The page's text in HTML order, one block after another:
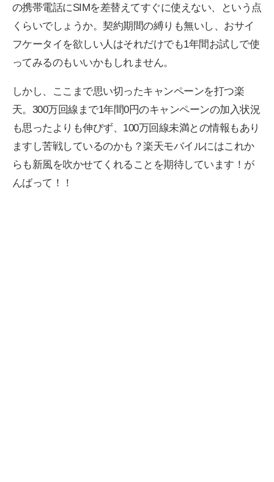
の携帯電話にSIMを差替えてすぐに使えない、という点
くらいでしょうか。契約期間の縛りも無いし、おサイ
フケータイを欲しい人はそれだけでも1年間お試しで使
ってみるのもいいかもしれません。
しかし、ここまで思い切ったキャンペーンを打つ楽
天。300万回線まで1年間0円のキャンペーンの加入状況
も思ったよりも伸びず、100万回線未満との情報もあり
ますし苦戦しているのかも？楽天モバイルにはこれか
らも新風を吹かせてくれることを期待しています！が
んばって！！